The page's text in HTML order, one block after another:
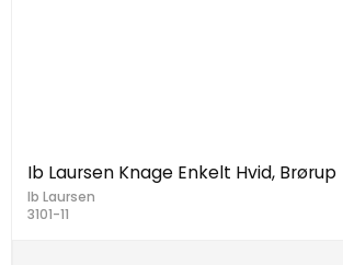
Ib Laursen Knage Enkelt Hvid, Brørup
Ib Laursen
3101-11